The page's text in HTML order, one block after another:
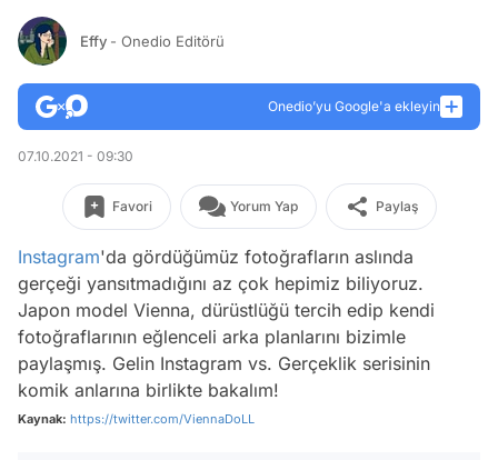
Effy - Onedio Editörü
Onedio’yu Google'a ekleyin
07.10.2021 - 09:30
Favori Yorum Yap Paylaş
Instagram'da gördüğümüz fotoğrafların aslında
gerçeği yansıtmadığını az çok hepimiz biliyoruz.
Japon model Vienna, dürüstlüğü tercih edip kendi
fotoğraflarının eğlenceli arka planlarını bizimle
paylaşmış. Gelin Instagram vs. Gerçeklik serisinin
komik anlarına birlikte bakalım!
Kaynak: https://twitter.com/ViennaDoLL